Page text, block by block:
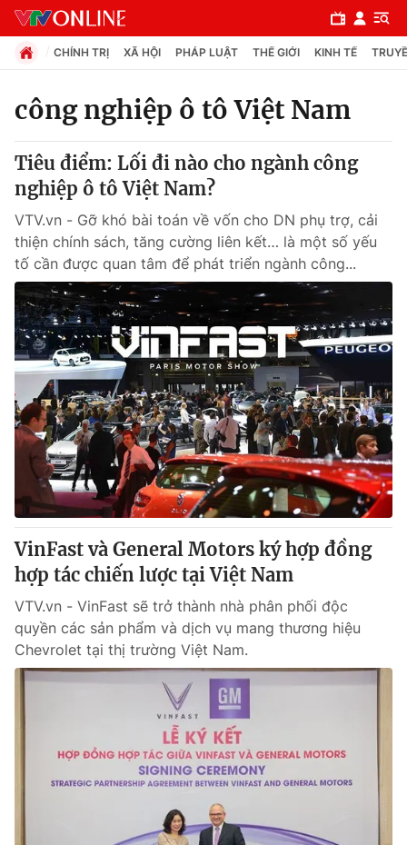
Chuyên mục
Chính trị
Xã hội
Pháp luật
Y tế
Thế giới
Tin tức
Thế giới đó đây
Câu chuyện quốc tế
Kinh tế
Tài chính
Thị trường
Góc doanh nghiệp
Dữ liệu và đời sống
Truyền hình
Phim VTV
Hậu trường
Nhân vật
Giải trí
Điện ảnh
Âm nhạc
Sao
Đời sống
Làm đẹp
Chất lượng cuộc sống
Giáo dục
Tuyển sinh
Học trực tuyến
Công nghệ
CHÍNH TRỊ XÃ HỘI PHÁP LUẬT THẾ GIỚI KINH TẾ
công nghiệp ô tô Việt Nam
Tiêu điểm: Lối đi nào cho ngành công
nghiệp ô tô Việt Nam?
VTV.vn - Gỡ khó bài toán về vốn cho DN phụ trợ, cải
thiện chính sách, tăng cường liên kết… là một số yếu
tố cần được quan tâm để phát triển ngành công...
VinFast và General Motors ký hợp đồng
hợp tác chiến lược tại Việt Nam
VTV.vn - VinFast sẽ trở thành nhà phân phối độc
quyền các sản phẩm và dịch vụ mang thương hiệu
Chevrolet tại thị trường Việt Nam.